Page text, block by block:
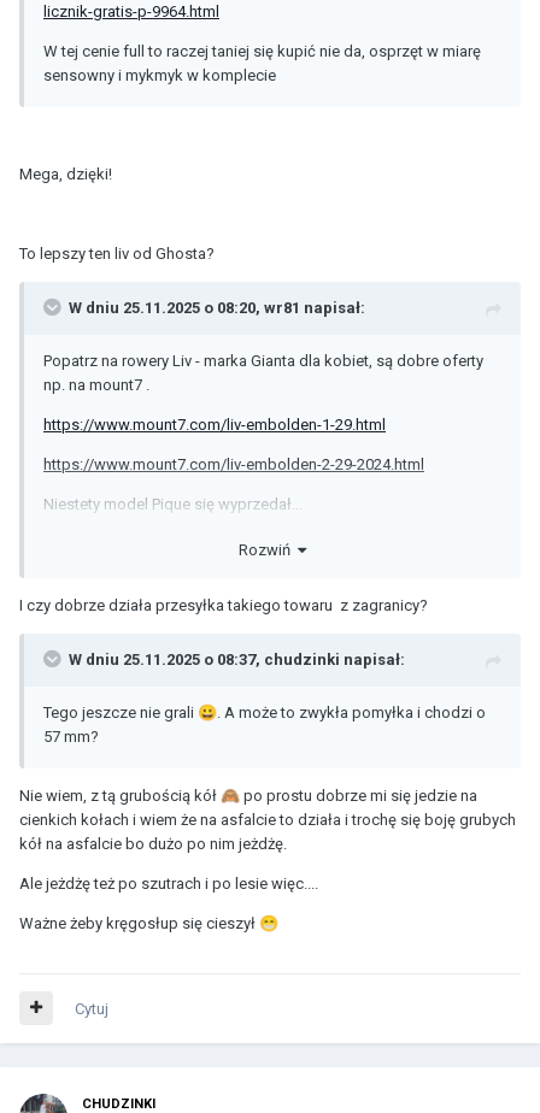
licznik-gratis-p-9964.html
W tej cenie full to raczej taniej się kupić nie da, osprzęt w miarę
sensowny i mykmyk w komplecie
Mega, dzięki!
To lepszy ten liv od Ghosta?
W dniu 25.11.2025 o 08:20, wr81 napisał:
Popatrz na rowery Liv - marka Gianta dla kobiet, są dobre oferty
np. na mount7 .
https://www.mount7.com/liv-embolden-1-29.html
https://www.mount7.com/liv-embolden-2-29-2024.html
Niestety model Pique się wyprzedał...
Są jeszcze modele Intrigue ale to już na pewno za duże skoki i
Rozwiń
I czy dobrze działa przesyłka takiego towaru z zagranicy?
W dniu 25.11.2025 o 08:37, chudzinki napisał:
Tego jeszcze nie grali 😀. A może to zwykła pomyłka i chodzi o
57 mm?
Nie wiem, z tą grubością kół 🙈 po prostu dobrze mi się jedzie na
cienkich kołach i wiem że na asfalcie to działa i trochę się boję grubych
kół na asfalcie bo dużo po nim jeżdżę.
Ale jeżdżę też po szutrach i po lesie więc....
Ważne żeby kręgosłup się cieszył 😁
Cytuj
CHUDZINKI